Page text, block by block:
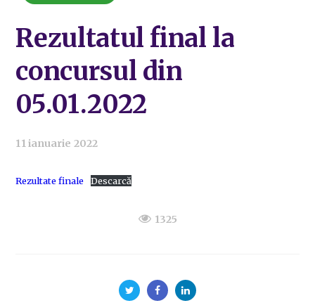
Rezultatul final la
concursul din
05.01.2022
11 ianuarie 2022
Rezultate finale Descarcă
1325